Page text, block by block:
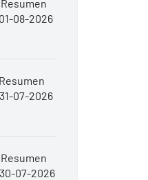
08-2026
07-2026
07-2026